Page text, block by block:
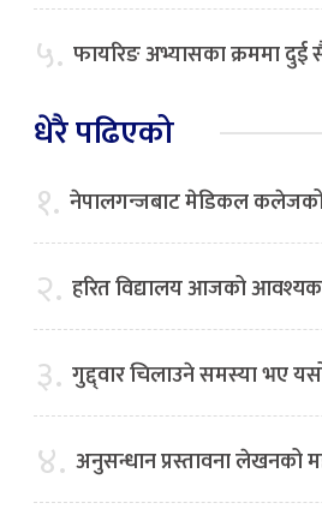
५. फायरिङ अभ्यासका क्रममा दुई
धेरै पढिएको
१. नेपालगन्जबाट मेडिकल
२. हरित विद्यालय आजको
३. गुद्द्वार चिलाउने समस्या भए
४. अनुसन्धान प्रस्तावना लेखनको